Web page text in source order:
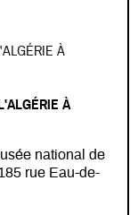
À
À
national de
rue Eau-de-